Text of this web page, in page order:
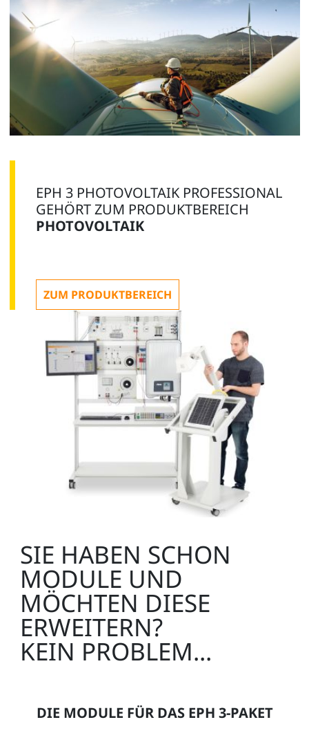
EPH 3 PHOTOVOLTAIK PROFESSIONAL
GEHÖRT ZUM PRODUKTBEREICH
PHOTOVOLTAIK
ZUM PRODUKTBEREICH
SIE HABEN SCHON
MODULE UND
MÖCHTEN DIESE
ERWEITERN?
KEIN PROBLEM...
DIE MODULE FÜR DAS EPH 3-PAKET